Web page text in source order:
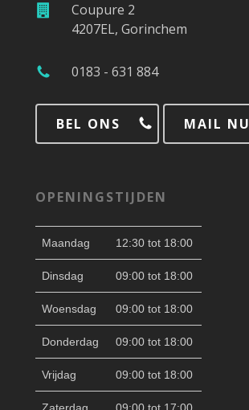
Coupure 2
4207EL, Gorinchem
0183 - 631 884
BEL ONS MAIL NU
OPENINGSTIJDEN
Maandag 12:30 tot 18:00
Dinsdag 09:00 tot 18:00
Woensdag 09:00 tot 18:00
Donderdag 09:00 tot 18:00
Vrijdag 09:00 tot 18:00